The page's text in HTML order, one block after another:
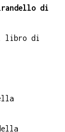
di
libro di